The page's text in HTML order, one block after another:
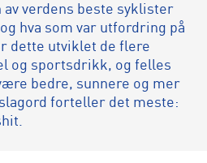
verdens beste syklister
hva som var utfordring på
dette utviklet de flere
og sportsdrikk, og felles
bedre, sunnere og mer
forteller det meste: